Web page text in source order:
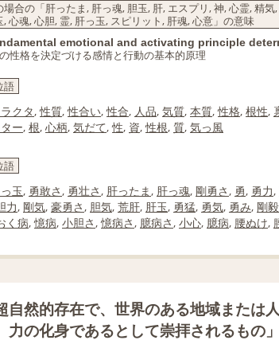
場合の「肝ったま, 肝っ魂, 胆玉, 肝, エスプリ, 神, 心霊, 精
, 心魂, 心胆, 霊, 肝っ玉, スピリット, 肝魂, 心意」の意味
emotional and activating principle
性格を決定づける感情と行動の基本的原理
語
クタ,性質,性合い,性合, 人品, 気質, 本質,性格, 根性,
ー, 根, 心柄, 気だて,性, 資,性根, 質, 気っ風
語
玉, 勇敢さ, 勇壮さ, 肝ったま, 肝っ魂, 剛勇さ, 勇, 勇力,
力, 剛気, 豪勇さ, 胆気, 荒肝, 肝玉, 勇猛, 勇気, 勇み, 剛
く病,憶病, 小胆さ,憶病さ, 臆病さ, 小心, 臆病, 腰ぬけ,
自然的存在で、世界のある地域また
力の化身であるとして崇拝されるもの